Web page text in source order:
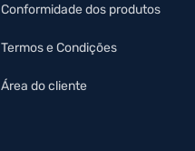
Conformidade dos produtos
Termos e Condições
Área do cliente